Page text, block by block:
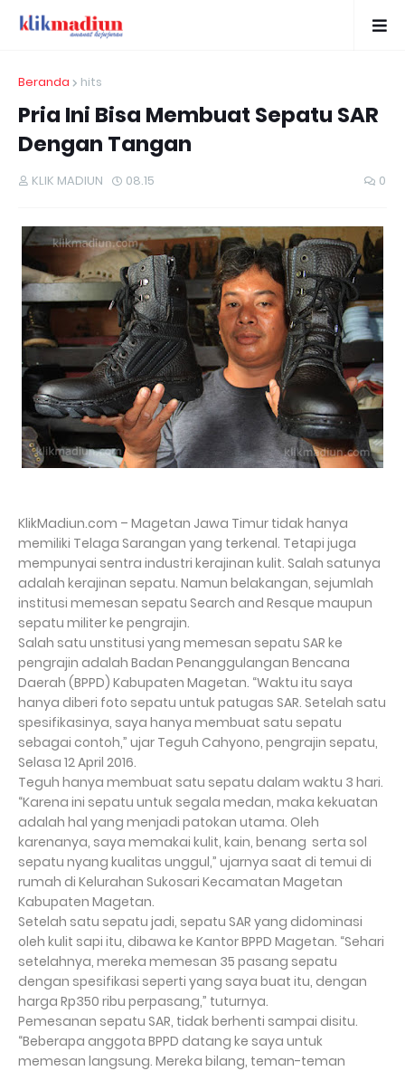
Beranda hits
Pria Ini Bisa Membuat Sepatu SAR
Dengan Tangan
KLIK MADIUN 08.15 0
KlikMadiun.com – Magetan Jawa Timur tidak hanya
memiliki Telaga Sarangan yang terkenal. Tetapi juga
mempunyai sentra industri kerajinan kulit. Salah satunya
adalah kerajinan sepatu. Namun belakangan, sejumlah
institusi memesan sepatu Search and Resque maupun
sepatu militer ke pengrajin.
Salah satu unstitusi yang memesan sepatu SAR ke
pengrajin adalah Badan Penanggulangan Bencana
Daerah (BPPD) Kabupaten Magetan. “Waktu itu saya
hanya diberi foto sepatu untuk patugas SAR. Setelah satu
spesifikasinya, saya hanya membuat satu sepatu
sebagai contoh,” ujar Teguh Cahyono, pengrajin sepatu,
Selasa 12 April 2016.
Teguh hanya membuat satu sepatu dalam waktu 3 hari.
“Karena ini sepatu untuk segala medan, maka kekuatan
adalah hal yang menjadi patokan utama. Oleh
karenanya, saya memakai kulit, kain, benang serta sol
sepatu nyang kualitas unggul,” ujarnya saat di temui di
rumah di Kelurahan Sukosari Kecamatan Magetan
Kabupaten Magetan.
Setelah satu sepatu jadi, sepatu SAR yang didominasi
oleh kulit sapi itu, dibawa ke Kantor BPPD Magetan. “Sehari
setelahnya, mereka memesan 35 pasang sepatu
dengan spesifikasi seperti yang saya buat itu, dengan
harga Rp350 ribu perpasang,” tuturnya.
Pemesanan sepatu SAR, tidak berhenti sampai disitu.
“Beberapa anggota BPPD datang ke saya untuk
memesan langsung. Mereka bilang, teman-teman